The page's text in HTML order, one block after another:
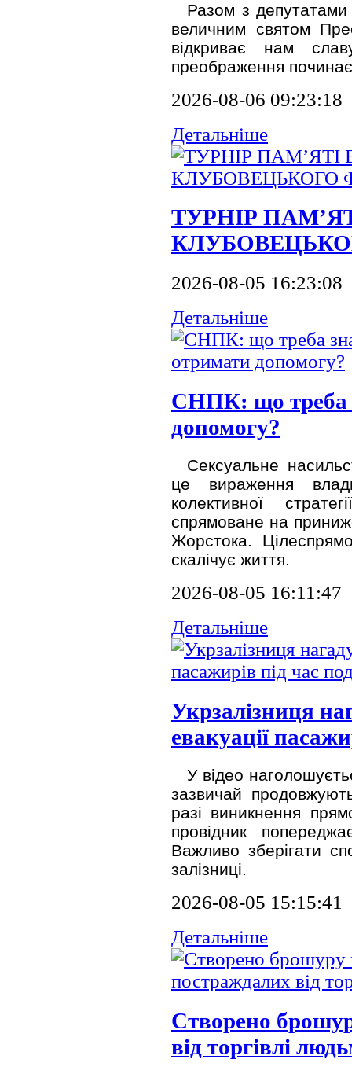
Разом з депутатами
величним святом
відкриває нам
преображення
2026-08-06 09:23:18
Детальніше
ТУРНІР
2026-08-05 16:23:08
Детальніше
СНПК: що треба
допомогу?
Сексуальне
це вираження
колективної
спрямоване на
Жорстока.
скалічує життя.
2026-08-05 16:11:47
Детальніше
Укрзалізниця
евакуації
У відео
зазвичай
разі виникнення
провідник
Важливо зберігати
залізниці.
2026-08-05 15:15:41
Детальніше
Створено
від торгівлі